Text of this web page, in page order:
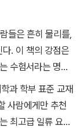
들은 흔히 물리를,
. 이 책의 강점은
수험서라는 명분
물린 사람들에게
리지널 강의를 함
과 학부 표준 교재
사람에게만 추천
최고급 일류 요리